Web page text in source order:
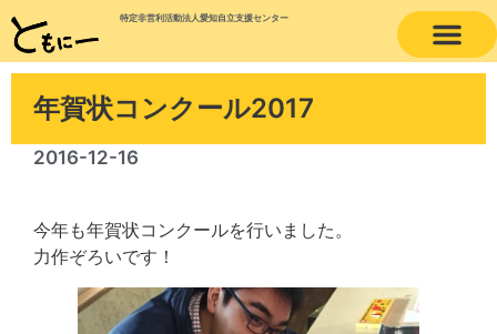
特定非営利活動法人愛知自立支援センター
年賀状コンクール2017
2016-12-16
今年も年賀状コンクールを行いました。
力作ぞろいです！